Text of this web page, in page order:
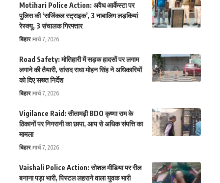
Motihari Police Action: अवैध आर्केस्टा पर
पुलिस की ‘सर्जिकल स्ट्राइक’, 3 नाबालिग लड़कियां
रेस्क्यू, 3 संचालक गिरफ्तार
बिहार मार्च 7, 2026
Road Safety: मोतिहारी में सड़क हादसों पर लगाम
लगाने की तैयारी, सांसद राधा मोहन सिंह ने अधिकारियों
को दिए सख्त निर्देश
बिहार मार्च 7, 2026
Vigilance Raid: सीतामढ़ी BDO कृष्णा राम के
ठिकानों पर निगरानी का छापा, आय से अधिक संपत्ति का
मामला
बिहार मार्च 7, 2026
Vaishali Police Action: सोशल मीडिया पर रील
बनाना पड़ा भारी, पिस्टल लहराने वाला युवक भारी